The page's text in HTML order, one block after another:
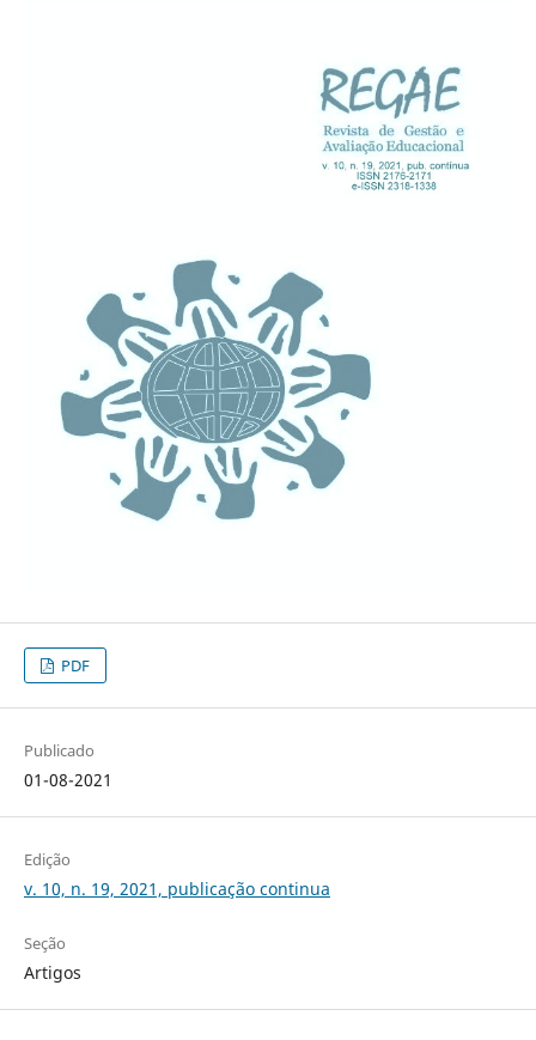
PDF
Publicado
01-08-2021
Edição
v. 10, n. 19, 2021, publicação continua
Seção
Artigos